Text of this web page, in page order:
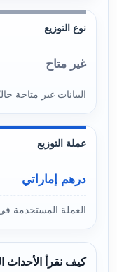
نوع التوزيع
غير متاح
البيانات غير متاحة
عملة التوزيع
درهم إماراتي
العملة المستخدمة
كيف نقرأ الأحداث